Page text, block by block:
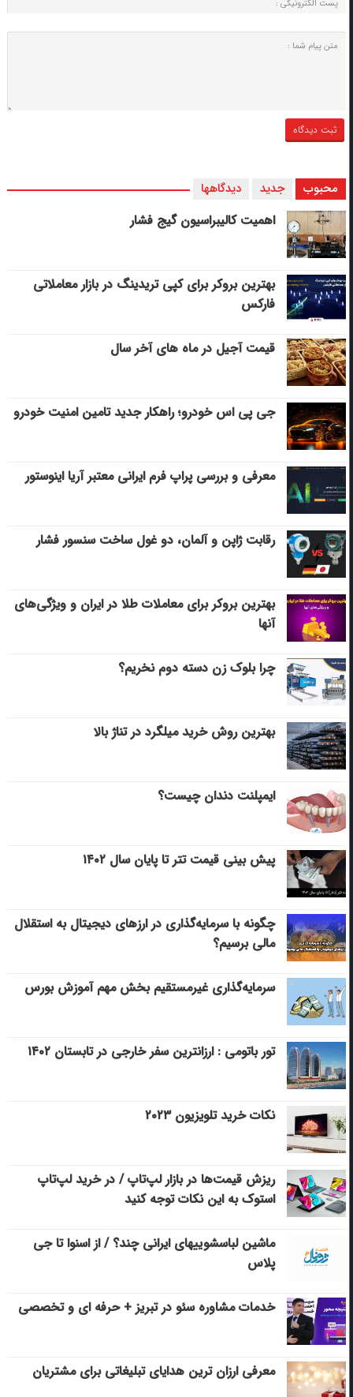
محبوب جدید دیدگاهها
اهمیت کالیبراسیون گیج فشار
بهترین بروکر برای کپی‌ تریدینگ در بازار معاملاتی
فارکس
قیمت آجیل در ماه های آخر سال
جی پی اس خودرو؛ راهکار جدید تامین امنیت خودرو
معرفی و بررسی پراپ فرم ایرانی معتبر آریا اینوستور
رقابت ژاپن و آلمان، دو غول ساخت سنسور فشار
بهترین بروکر برای معاملات طلا در ایران و ویژگی‌های
آنها
چرا بلوک زن دسته دوم نخریم؟
بهترین روش خرید میلگرد در تناژ بالا
ایمپلنت دندان چیست؟
پیش بینی قیمت تتر تا پایان سال ۱۴۰۲
چگونه با سرمایه‌گذاری در ارزهای دیجیتال به استقلال
مالی برسیم؟
سرمایه‌گذاری غیرمستقیم بخش مهم آموزش بورس
تور باتومی : ارزانترین سفر خارجی در تابستان ۱۴۰۲
نکات خرید تلویزیون ۲۰۲۳
ریزش قیمت‌ها در بازار لپ‌تاپ / در خرید لپ‌تاپ
استوک به این نکات توجه کنید
ماشین لباسشویی‎های ایرانی چند؟ / از اسنوا تا جی
پلاس
خدمات مشاوره سئو در تبریز + حرفه ای و تخصصی
معرفی ارزان ترین هدایای تبلیغاتی برای مشتریان